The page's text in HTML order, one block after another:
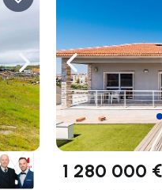
Navegar a la derecha
Navega a la
1 280 000 €